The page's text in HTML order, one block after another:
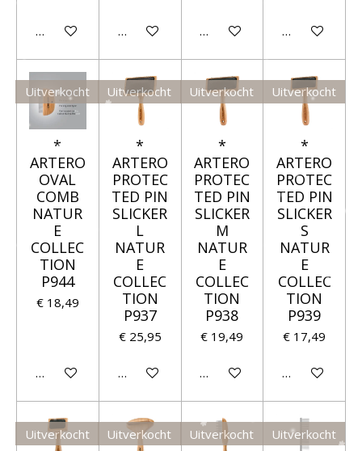
Houd mij op de hoogteIn winkelwagenHoud mij op de hoogte
Houd mij op
Uitverkocht
*
ARTERO
OVAL
COMB
NATUR
E
COLLEC
TION
P944
€ 18,49
Houd mij op de hoogte
Uitverkocht
*
ARTERO
PROTEC
TED PIN
SLICKER
L
NATUR
E
COLLEC
TION
P937
€ 25,95
Houd mij op de hoogte
Uitverkocht
*
ARTERO
PROTEC
TED PIN
SLICKER
M
NATUR
E
COLLEC
TION
P938
€ 19,49
Houd mij op de hoogte
Uitverkocht
*
ARTERO
PROTEC
TED PIN
SLICKER
S
NATUR
E
COLLEC
TION
P939
€ 17,49
Houd mij op
Uitverkocht Uitverkocht Uitverkocht Uitverkocht